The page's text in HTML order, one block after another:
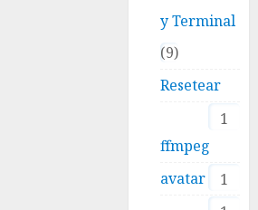
y Terminal
9
Resetear
1
ffmpeg
1
avatar